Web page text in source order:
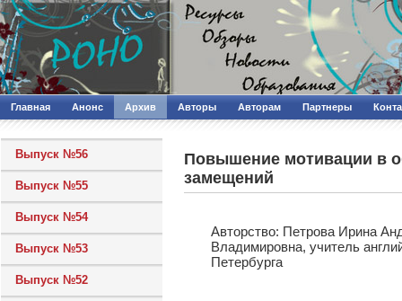
Главная Анонс Архив Авторы Авторам Партнеры
Выпуск №56
Выпуск №55
Выпуск №54
Выпуск №53
Выпуск №52
Повышение мотивации в
замещений
Авторcтво: Петрова Ирина
Владимировна, учитель
Петербурга